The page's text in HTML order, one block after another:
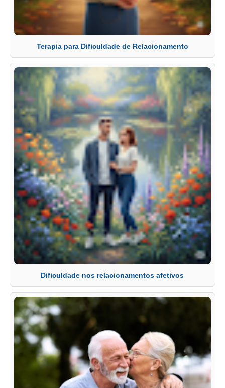
Terapia para Dificuldade de Relacionamento
Dificuldade nos relacionamentos afetivos